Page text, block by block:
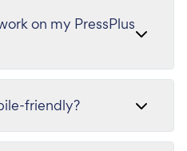
on my PressPlus
friendly?